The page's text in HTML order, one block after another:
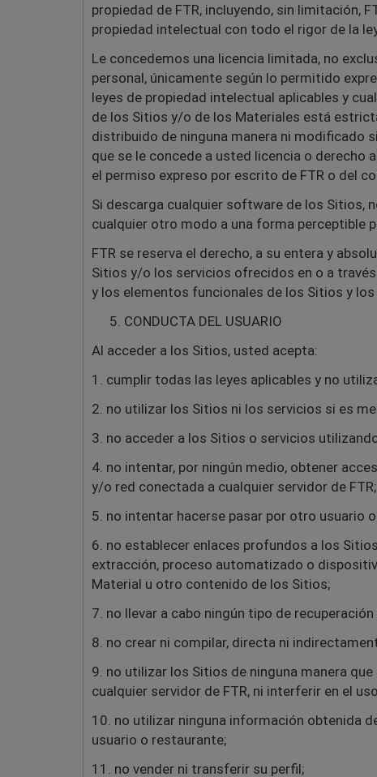
propiedad de FTR, incluyendo, sin limitación,
propiedad intelectual con todo el rigor de la
Le concedemos una licencia limitada, no
personal, únicamente según lo permitido
leyes de propiedad intelectual aplicables y
de los Sitios y/o de los Materiales está
distribuido de ninguna manera ni modificado
que se le concede a usted licencia o
el permiso expreso por escrito de FTR o del
Si descarga cualquier software de los Sitios,
cualquier otro modo a una forma perceptible
FTR se reserva el derecho, a su entera y
Sitios y/o los servicios ofrecidos en o a
y los elementos funcionales de los Sitios y
CONDUCTA DEL USUARIO
Al acceder a los Sitios, usted acepta:
1. cumplir todas las leyes aplicables y no
2. no utilizar los Sitios ni los servicios si es
3. no acceder a los Sitios o servicios
4. no intentar, por ningún medio, obtener
y/o red conectada a cualquier servidor de FTR;
5. no intentar hacerse pasar por otro usuario
6. no establecer enlaces profundos a los
extracción, proceso automatizado o
Material u otro contenido de los Sitios;
7. no llevar a cabo ningún tipo de
8. no crear ni compilar, directa ni
9. no utilizar los Sitios de ninguna manera
cualquier servidor de FTR, ni interferir en el
10. no utilizar ninguna información obtenida
usuario o restaurante;
11. no vender ni transferir su perfil;